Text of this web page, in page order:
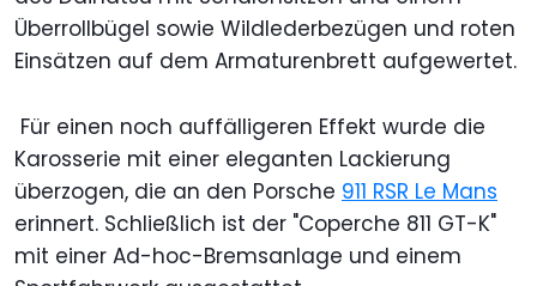
Überrollbügel sowie Wildlederbezügen und roten
Einsätzen auf dem Armaturenbrett aufgewertet.
Für einen noch auffälligeren Effekt wurde die
Karosserie mit einer eleganten Lackierung
überzogen, die an den Porsche 911 RSR Le Mans
erinnert. Schließlich ist der "Coperche 811 GT-K"
mit einer Ad-hoc-Bremsanlage und einem